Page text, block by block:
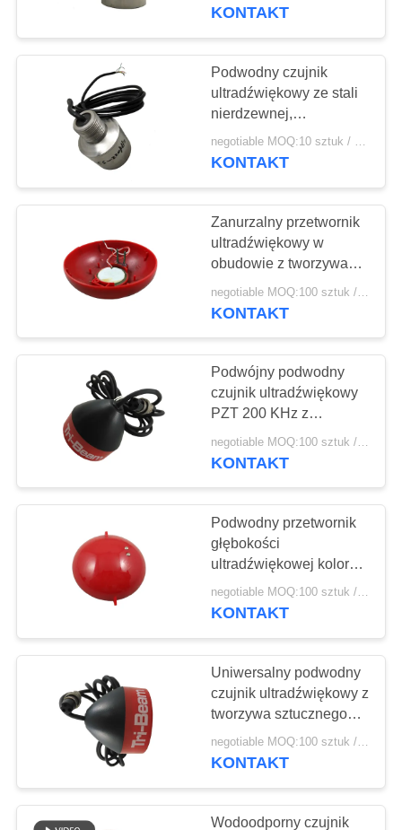
KONTROLA
JAKOŚCI
SKONTAKTUJ
NAMI
POPROSIĆ
O
WYCENĘ
SITEMAP
PRIVACY
POLICY
Przetwornik do
czyszczenia
ultradźwiękowego
Ultradźwiękowy
czujnik poziomu
28
PZT w proszku
Pierścień Piezo
27
KONTAKT
Podwodny czujnik
ultradźwiękowy ze stali
nierdzewnej,
ultradźwiękowy czujnik
pomiaru głębokości
negotiable MOQ:10 sztuk / sztuk
KONTAKT
Zanurzalny przetwornik
ultradźwiękowy w
obudowie z tworzywa
sztucznego Niska
impedancja równoległa
KONTAKT
Podwójny podwodny
czujnik ultradźwiękowy
PZT 200 KHz z
certyfikatem ISO 9001
negotiable MOQ:100 sztuk / sztuk
KONTAKT
Podwodny przetwornik
głębokości
ultradźwiękowej koloru
czerwonego o
przepustowości 2,6 kHz
negotiable MOQ:100 sztuk / sztuk
KONTAKT
Uniwersalny podwodny
czujnik ultradźwiękowy z
tworzywa sztucznego
Przetwornik wysokiej
częstotliwości
negotiable MOQ:100 sztuk / sztuk
KONTAKT
Wodoodporny czujnik